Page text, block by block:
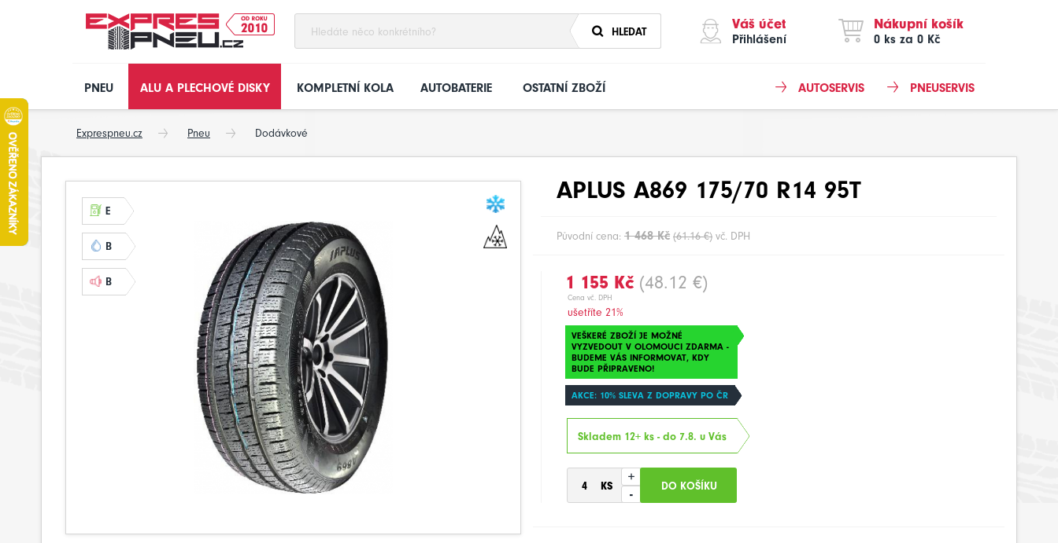
HLEDAT Váš účet
Přihlášení
Nákupní košík
0 ks za 0 Kč
PNEU ALU A PLECHOVÉ DISKY KOMPLETNÍ KOLA AUTOBATERIE OSTATNÍ ZBOŽÍ PNEUSERVIS
AUTOSERVIS
Exprespneu.cz Pneu Dodávkové
E
B
B
APLUS A869 175/70 R14 95T
Původní cena: 1 468 Kč (61.16 €) vč. DPH
1 155 Kč (48.12 €)
Cena vč. DPH
ušetříte 21%
VEŠKERÉ ZBOŽÍ JE MOŽNÉ
VYZVEDOUT V OLOMOUCI ZDARMA -
BUDEME VÁS INFORMOVAT, KDY
BUDE PŘIPRAVENO!
AKCE: 10% SLEVA Z DOPRAVY PO ČR
Skladem 12+ ks - do 7.8. u Vás
+
-